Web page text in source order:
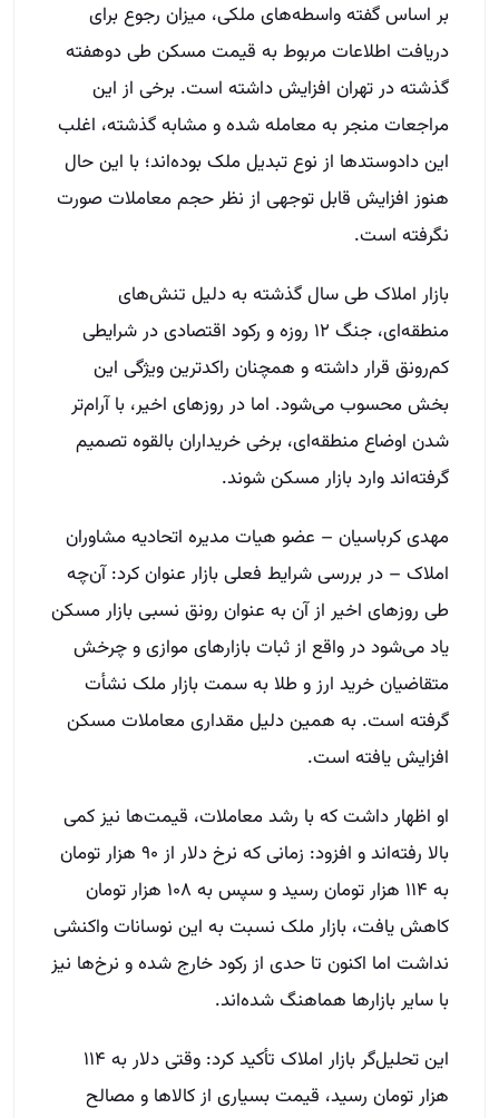
بر اساس گفته واسطه‌های ملکی، میزان رجوع برای
دریافت اطلاعات مربوط به قیمت مسکن طی دوهفته
گذشته در تهران افزایش داشته است. برخی از این
مراجعات منجر به معامله شده و مشابه گذشته، اغلب
این دادوستدها از نوع تبدیل ملک بوده‌اند؛ با این حال
هنوز افزایش قابل توجهی از نظر حجم معاملات صورت
نگرفته است.
بازار املاک طی سال گذشته به دلیل تنش‌های
منطقه‌ای، جنگ ۱۲ روزه و رکود اقتصادی در شرایطی
کم‌رونق قرار داشته و همچنان راکدترین ویژگی این
بخش محسوب می‌شود. اما در روزهای اخیر، با آرام‌تر
شدن اوضاع منطقه‌ای، برخی خریداران بالقوه تصمیم
گرفته‌اند وارد بازار مسکن شوند.
مهدی کرباسیان – عضو هیات مدیره اتحادیه مشاوران
املاک – در بررسی شرایط فعلی بازار عنوان کرد: آن‌چه
طی روزهای اخیر از آن به عنوان رونق نسبی بازار مسکن
یاد می‌شود در واقع از ثبات بازارهای موازی و چرخش
متقاضیان خرید ارز و طلا به سمت بازار ملک نشأت
گرفته است. به همین دلیل مقداری معاملات مسکن
افزایش یافته است.
او اظهار داشت که با رشد معاملات، قیمت‌ها نیز کمی
بالا رفته‌اند و افزود: زمانی که نرخ دلار از ۹۰ هزار تومان
به ۱۱۴ هزار تومان رسید و سپس به ۱۰۸ هزار تومان
کاهش یافت، بازار ملک نسبت به این نوسانات واکنشی
نداشت اما اکنون تا حدی از رکود خارج شده و نرخ‌ها نیز
با سایر بازارها هماهنگ شده‌اند.
این تحلیل‌گر بازار املاک تأکید کرد: وقتی دلار به ۱۱۴
هزار تومان رسید، قیمت بسیاری از کالاها و مصالح